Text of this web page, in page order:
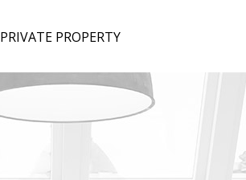
PRIVATE PROPERTY